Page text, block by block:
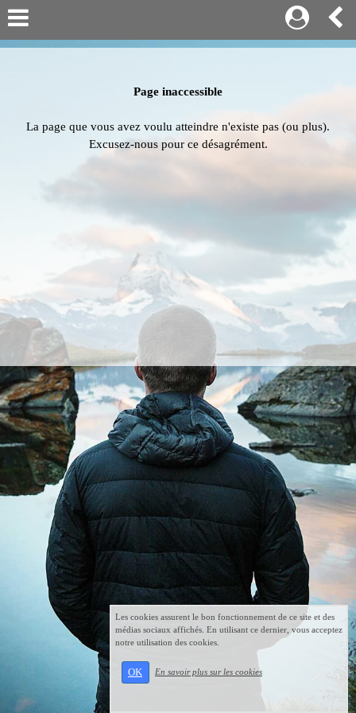
Page inaccessible
La page que vous avez voulu atteindre n'existe pas (ou plus).
Excusez-nous pour ce désagrément.
Les cookies assurent le bon fonctionnement de ce site et des
médias sociaux affichés. En utilisant ce dernier, vous acceptez
notre utilisation des cookies.
OK En savoir plus sur les cookies